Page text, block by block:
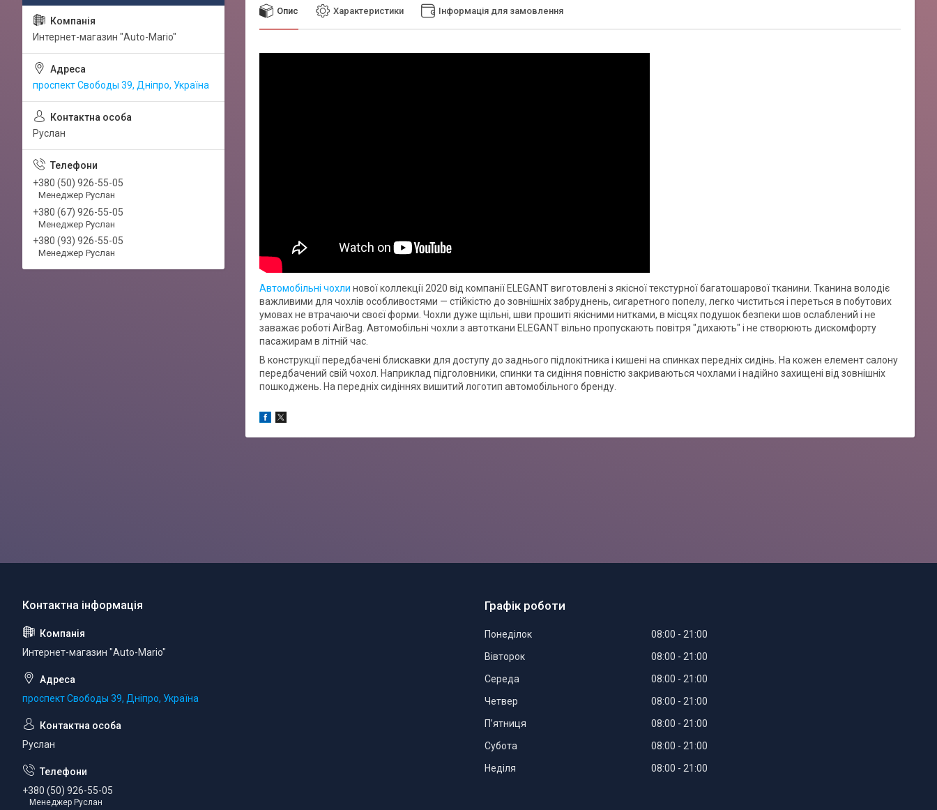
Опис Характеристики Інформація для замовлення
Автомобільні чохли нової коллекції 2020 від компанії ELEGANT виготовлені з якісної текстурної багатошарової тканини. Тканина володіє
важливими для чохлів особливостями — стійкістю до зовнішніх забруднень, сигаретного попелу, легко чиститься і переться в побутових
умовах не втрачаючи своєї форми. Чохли дуже щільні, шви прошиті якісними нитками, в місцях подушок безпеки шов ослаблений і не
заважає роботі AirBag. Автомобільні чохли з автоткани ELEGANT вільно пропускають повітря "дихають" і не створюють дискомфорту
пасажирам в літній час.
В конструкції передбачені блискавки для доступу до заднього підлокітника і кишені на спинках передніх сидінь. На кожен елемент салону
передбачений свій чохол. Наприклад підголовники, спинки та сидіння повністю закриваються чохлами і надійно захищені від зовнішніх
пошкоджень. На передніх сидіннях вишитий логотип автомобільного бренду.
Интернет-магазин "Auto-Mario"
проспект Свободы 39, Дніпро, Україна
Руслан
+380 (50) 926-55-05
Менеджер Руслан
+380 (67) 926-55-05
Менеджер Руслан
+380 (93) 926-55-05
Менеджер Руслан
Интернет-магазин "Auto-Mario"
проспект Свободы 39, Дніпро, Україна
Руслан
+380 (50) 926-55-05
Менеджер Руслан
Графік роботи
Понеділок 08:00
21:00
Вівторок
08:00
21:00
Середа
08:00
21:00
Четвер
08:00
21:00
Пʼятниця
08:00
21:00
Субота
08:00
21:00
Неділя
08:00 21:00